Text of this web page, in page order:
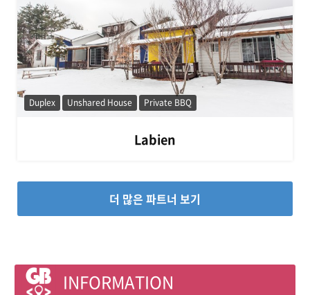
Labien
Duplex Unshared House Private BBQ
더 많은 파트너 보기
INFORMATION